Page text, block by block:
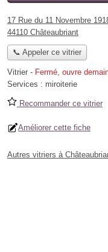
17 Rue du 11 Novembre
44110 Châteaubriant
📞 Appeler ce vitrier
Vitrier - Fermé, ouvre
Services : miroiterie
Recommander ce vitrier
Améliorer cette fiche
Autres vitriers à